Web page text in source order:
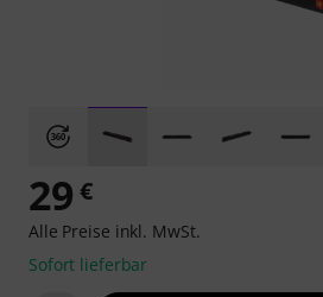
29 €
Alle Preise inkl. MwSt.
Sofort lieferbar